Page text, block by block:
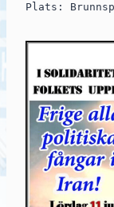
Plats: